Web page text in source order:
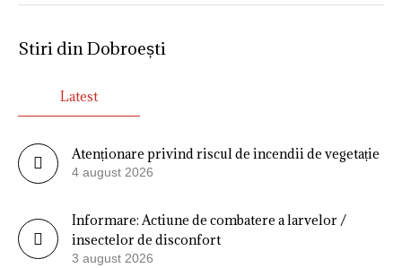
Stiri din Dobroești
Latest
Atenționare privind riscul de incendii de vegetație
4 august 2026
Informare: Actiune de combatere a larvelor /
insectelor de disconfort
3 august 2026